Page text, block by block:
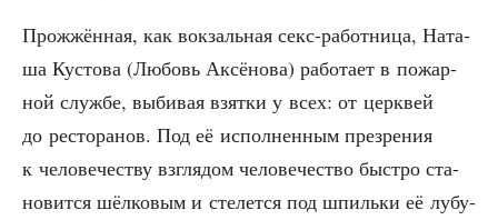
Про­жжён­ная, как вок­заль­ная секс-работ­ни­ца, Ната­
ша Кусто­ва (Любовь Аксё­но­ва) рабо­та­ет в пожар­
ной служ­бе, выби­вая взят­ки у всех: от церк­вей
до ресто­ра­нов. Под её испол­нен­ным пре­зре­ния
к чело­ве­че­ству взгля­дом чело­ве­че­ство быст­ро ста­
но­вит­ся шёл­ко­вым и сте­лет­ся под шпиль­ки её лубу­